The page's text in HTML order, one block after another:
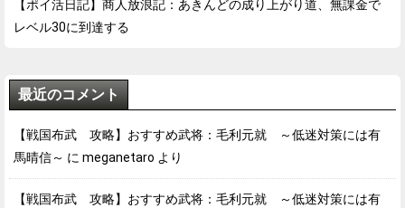
【ポイ活日記】商人放浪記：あきんどの成り上がり道、無課金で
レベル30に到達する
最近のコメント
【戦国布武 攻略】おすすめ武将：毛利元就 ～低迷対策には有
馬晴信～ に meganetaro より
【戦国布武 攻略】おすすめ武将：毛利元就 ～低迷対策には有